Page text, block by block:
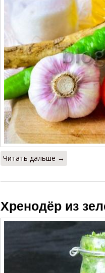
Читать дальше →
Хренодёр из